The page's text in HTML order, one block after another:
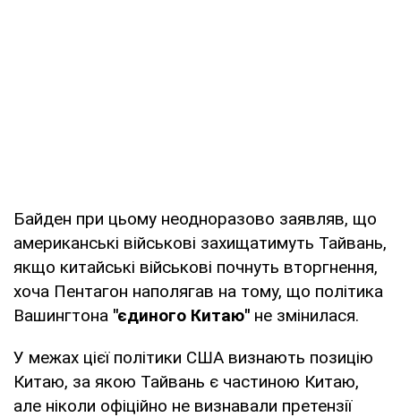
Байден при цьому неодноразово заявляв, що
американські військові захищатимуть Тайвань,
якщо китайські військові почнуть вторгнення,
хоча Пентагон наполягав на тому, що політика
Вашингтона "єдиного Китаю" не змінилася.
У межах цієї політики США визнають позицію
Китаю, за якою Тайвань є частиною Китаю,
але ніколи офіційно не визнавали претензії